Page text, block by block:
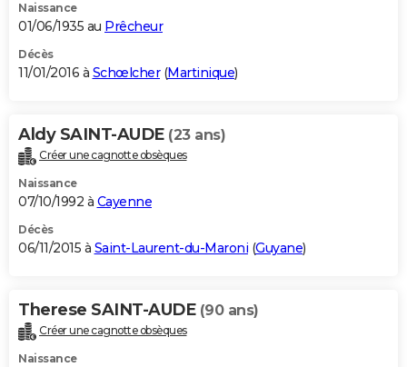
Naissance
01/06/1935 au Prêcheur
Décès
11/01/2016 à Schœlcher(Martinique)
Aldy SAINT-AUDE (23 ans)
Créer une cagnotte obsèques
Naissance
07/10/1992 à Cayenne
Décès
06/11/2015 à Saint-Laurent-du-Maroni (Guyane)
Therese SAINT-AUDE (90 ans)
Créer une cagnotte obsèques
Naissance